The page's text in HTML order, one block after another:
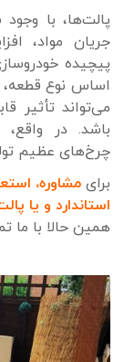
پالت‌ها، با
جریان مواد،
پیچیده
اساس نوع قطعه،
می‌تواند تأثیر
باشد. در
چرخ‌های عظیم
برای مشاوره،
استاندارد و یا
همین حالا با ما